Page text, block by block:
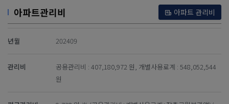
아파트관리비 아파트 관리비
년월 202409
관리비
공용관리비 : 407,180,972 원, 개별사용료계 : 548,052,544
원